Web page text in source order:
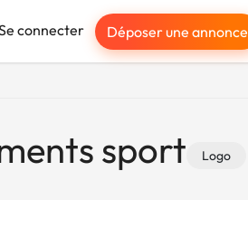
connecter Déposer une annonce
sport Logo